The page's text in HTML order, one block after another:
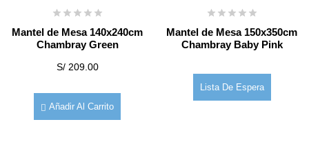
Mantel de Mesa 140x240cm
Chambray Green
S/209.00
Añadir Al Carrito
Mantel de Mesa 150x350cm
Chambray Baby Pink
Lista De Espera